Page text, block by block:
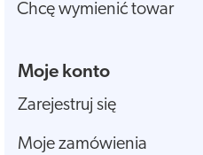
Chcę wymienić towar
Moje konto
Zarejestruj się
Moje zamówienia